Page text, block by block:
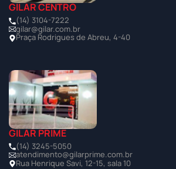
GILAR CENTRO
(14) 3104-7222
gilar@gilar.com.br
Praça Rodrigues de Abreu, 4-40
GILAR PRIME
(14) 3245-5050
atendimento@gilarprime.com.br
Rua Henrique Savi, 12-15, sala 10